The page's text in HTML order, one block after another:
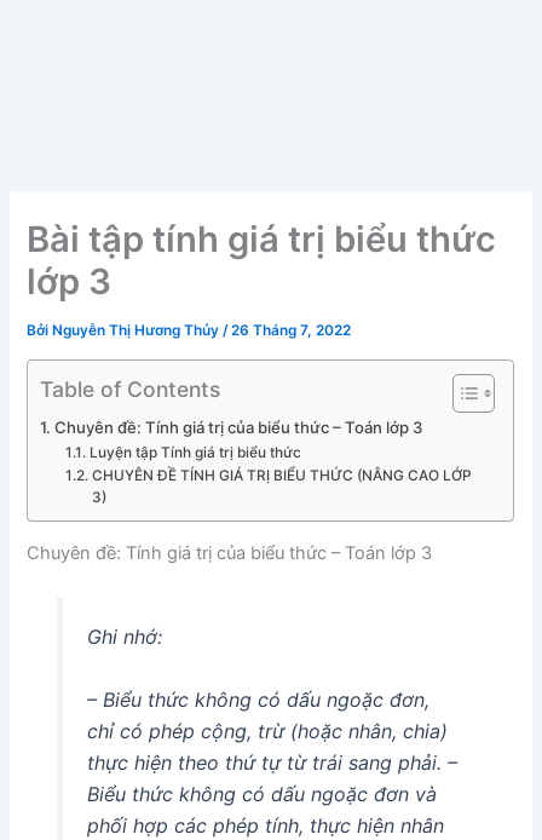
Bài tập tính giá trị biểu thức
lớp 3
Bởi Nguyễn Thị Hương Thủy/26 Tháng 7, 2022
Table of Contents
Chuyên đề: Tính giá trị của biểu thức – Toán lớp 3
Luyện tập Tính giá trị biểu thức
CHUYÊN ĐỀ TÍNH GIÁ TRỊ BIỂU THỨC (NÂNG CAO LỚP
3)
Chuyên đề: Tính giá trị của biểu thức – Toán lớp 3
Ghi nhớ:
– Biểu thức không có dấu ngoặc đơn,
chỉ có phép cộng, trừ (hoặc nhân, chia)
thực hiện theo thứ tự từ trái sang phải. –
Biểu thức không có dấu ngoặc đơn và
phối hợp các phép tính, thực hiện nhân